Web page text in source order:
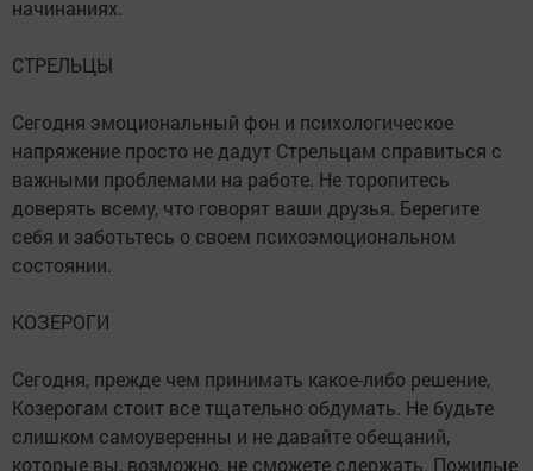
начинаниях.
СТРЕЛЬЦЫ
Сегодня эмоциональный фон и психологическое
напряжение просто не дадут Стрельцам справиться с
важными проблемами на работе. Не торопитесь
доверять всему, что говорят ваши друзья. Берегите
себя и заботьтесь о своем психоэмоциональном
состоянии.
КОЗЕРОГИ
Сегодня, прежде чем принимать какое-либо решение,
Козерогам стоит все тщательно обдумать. Не будьте
слишком самоуверенны и не давайте обещаний,
которые вы, возможно, не сможете сдержать. Пожилые